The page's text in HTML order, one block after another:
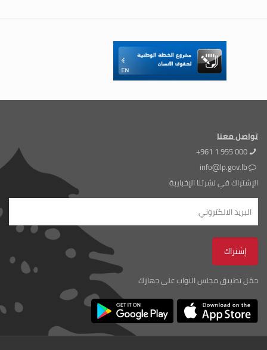
تواصل معنا
+961 1 955 000
info@lp.gov.lb
الإشتراك في نشرتنا الإخبارية
حمّل تطبيق مجلس النواب على جهازك